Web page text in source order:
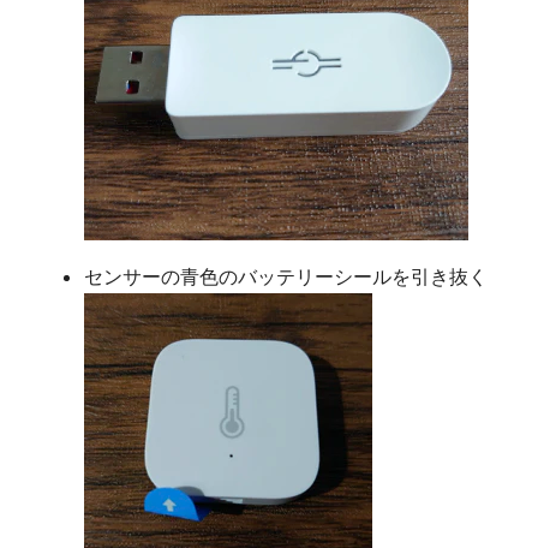
センサーの青色のバッテリーシールを引き抜く